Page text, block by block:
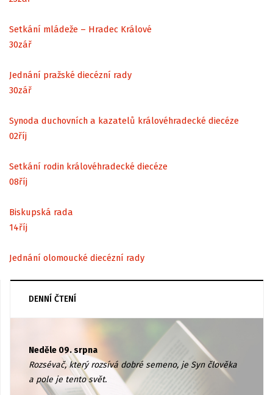
Setkání mládeže – Hradec Králové
30zář
Jednání pražské diecézní rady
30zář
Synoda duchovních a kazatelů královéhradecké diecéze
02říj
Setkání rodin královéhradecké diecéze
08říj
Biskupská rada
14říj
Jednání olomoucké diecézní rady
DENNÍ ČTENÍ
Neděle 09. srpna
Rozsévač, který rozsívá dobré semeno, je Syn člověka
a pole je tento svět.